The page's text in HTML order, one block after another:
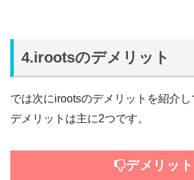
4.irootsのデメリット
では次にirootsのデメリットを紹介
デメリットは主に2つです。
デメリット